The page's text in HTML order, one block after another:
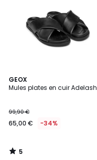
GEOX
Mules plates en cuir Adelash
99,90 €
65,00 € -34%
5
/
5
/